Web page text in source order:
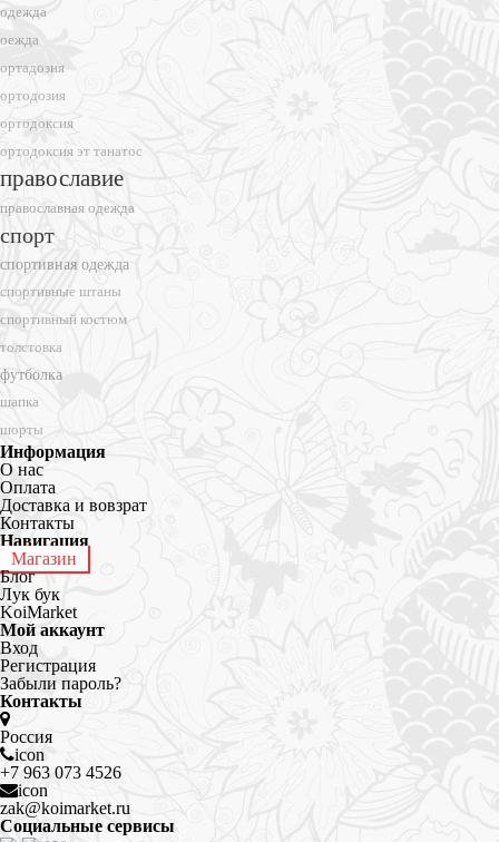
одежда
оежда
ортадозия
ортодозия
ортодоксия
ортодоксия эт танатос
православие
православная одежда
спорт
спортивная одежда
спортивные штаны
спортивный костюм
толстовка
футболка
шапка
шорты
Информация
О нас
Оплата
Доставка и вовзрат
Контакты
Навигация
Магазин
Блог
Лук бук
KoiMarket
Мой аккаунт
Вход
Регистрация
Забыли пароль?
Контакты
Россия
icon
+7 963 073 4526
icon
zak@koimarket.ru
Социальные сервисы